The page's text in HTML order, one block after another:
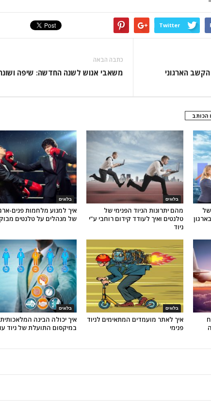
Twitter
הארגוני
כתבה הבאה
משאבי אנוש לשנה החדשה: שיפה
הכותב
בלוגים
איך למנוע מלחמות פנים-
של מנהלים על טלנטים
בלוגים
מהם יתרונות הניוד הפנימי של
טלנטים ואיך לעודד קידום רוחבי ע"י
ניוד
של
בלוגים
איך יכולה הבינה
במיקסום התועלת של ניוד
בלוגים
איך לאתר מועמדים המתאימים לניוד
פנימי